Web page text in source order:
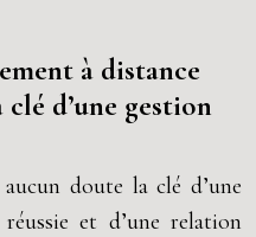
à distance
d’une gestion
doute la clé d’une
et d’une relation